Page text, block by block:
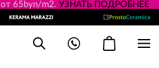
65byn/m2. УЗНАТЬ ПОДРОБНЕЕ